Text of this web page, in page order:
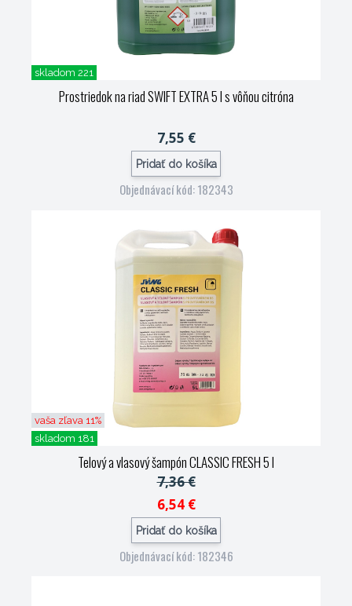
skladom 221
Prostriedok na riad SWIFT EXTRA 5 l s vôňou citróna
7,55 €
Pridať do košíka
Objednávací kód: 182343
vaša zľava 11%
skladom 181
Telový a vlasový šampón CLASSIC FRESH 5 l
7,36 €
6,54 €
Pridať do košíka
Objednávací kód: 182346